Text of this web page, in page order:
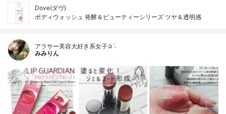
Dove(ダヴ)
ボディウォッシュ 発酵＆ビューティーシリーズ ツヤ＆透明感
アラサー美容大好き系女子✰ˊ˗
みみりん